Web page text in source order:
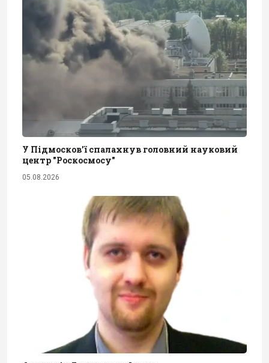
У Підмосков’ї спалахнув головний науковий
центр "Роскосмосу"
05.08.2026